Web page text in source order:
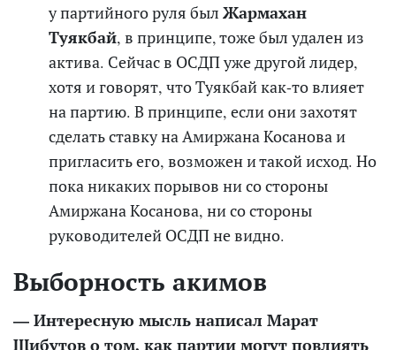
у партийного руля был Жармахан
Туякбай, в принципе, тоже был удален из
актива. Сейчас в ОСДП уже другой лидер,
хотя и говорят, что Туякбай как-то влияет
на партию. В принципе, если они захотят
сделать ставку на Амиржана Косанова и
пригласить его, возможен и такой исход. Но
пока никаких порывов ни со стороны
Амиржана Косанова, ни со стороны
руководителей ОСДП не видно.
Выборность акимов
— Интересную мысль написал Марат
Шибутов о том, как партии могут повлиять